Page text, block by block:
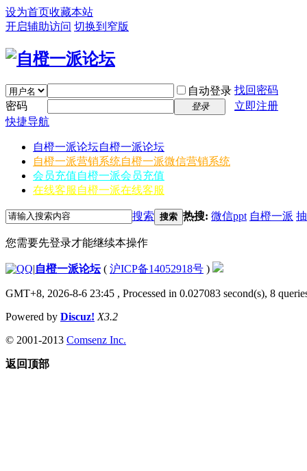
设为首页收藏本站
开启辅助访问 切换到窄版
自动登录 找回密码
密码
登录
立即注册
快捷导航
自橙一派论坛自橙一派论坛
自橙一派营销系统自橙一派微信营销系统
会员充值自橙一派会员充值
在线客服 自橙一派在线客服
搜索 搜索 热搜: 微信ppt 自橙一派
您需要先登录才能继续本操作
|自橙一派论坛( 沪ICP备14052918号 )
GMT+8, 2026-8-6 23:45 , Processed in 0.027083 second(s), 8
Powered by Discuz! X3.2
© 2001-2013 Comsenz Inc.
返回顶部